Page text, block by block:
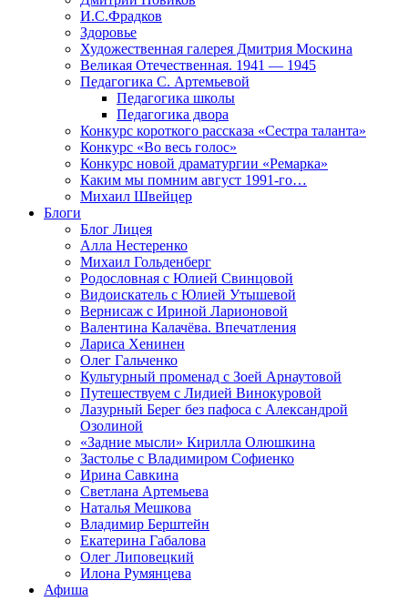
И.С.Фрадков
Здоровье
Художественная галерея Дмитрия Москина
Великая Отечественная. 1941 — 1945
Педагогика С. Артемьевой
Педагогика школы
Педагогика двора
Конкурс короткого рассказа «Сестра таланта»
Конкурс «Во весь голос»
Конкурс новой драматургии «Ремарка»
Каким мы помним август 1991-го…
Михаил Швейцер
Блоги
Блог Лицея
Алла Нестеренко
Михаил Гольденберг
Родословная с Юлией Свинцовой
Видоискатель с Юлией Утышевой
Вернисаж с Ириной Ларионовой
Валентина Калачёва. Впечатления
Лариса Хенинен
Олег Гальченко
Культурный променад с Зоей Арнаутовой
Путешествуем с Лидией Винокуровой
Лазурный Берег без пафоса с Александрой
Озолиной
«Задние мысли» Кирилла Олюшкина
Застолье с Владимиром Софиенко
Ирина Савкина
Светлана Артемьева
Наталья Мешкова
Владимир Берштейн
Екатерина Габалова
Олег Липовецкий
Илона Румянцева
Афиша